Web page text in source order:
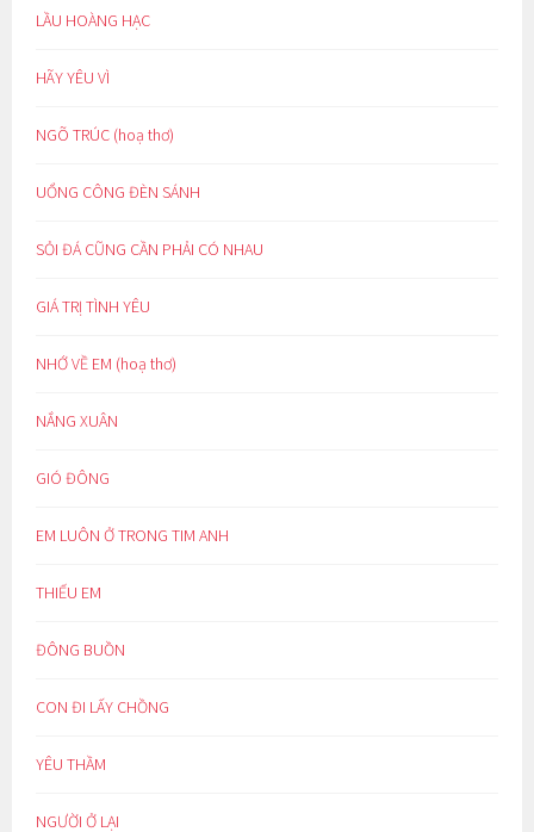
LẦU HOÀNG HẠC
HÃY YÊU VÌ
NGÕ TRÚC (hoạ thơ)
UỔNG CÔNG ĐÈN SÁNH
SỎI ĐÁ CŨNG CẦN PHẢI CÓ NHAU
GIÁ TRỊ TÌNH YÊU
NHỚ VỀ EM (hoạ thơ)
NẮNG XUÂN
GIÓ ĐÔNG
EM LUÔN Ở TRONG TIM ANH
THIẾU EM
ĐÔNG BUỒN
CON ĐI LẤY CHỒNG
YÊU THẦM
NGƯỜI Ở LẠI